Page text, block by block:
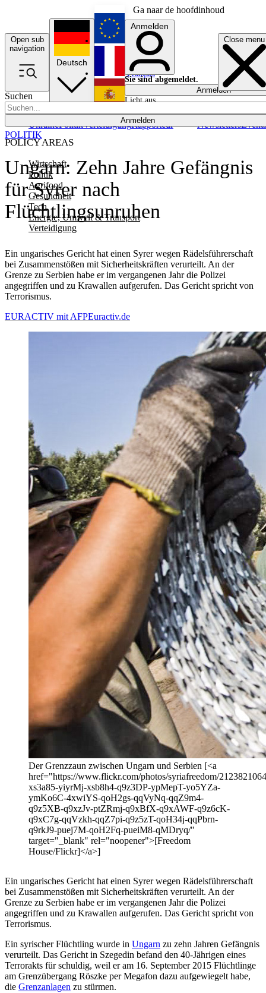
Ga naar de hoofdinhoud
Open sub
navigation
Close menu
Suchen
Anmelden
POLICY AREAS
Wirtschaft
Politik
Agrifood
Gesundheit
Tech
Energie, Umwelt & Transport
Verteidigung
UkrainePolitikVerteidigungRapporteur NewslettersEvents
Deutsch
English
Français
Anmelden
Sie sind abgemeldet.
Anmelden
Licht aus
Ungarn: Zehn Jahre Gefängnis
für Syrer nach
Flüchtlingsunruhen
Ein ungarisches Gericht hat einen Syrer wegen Rädelsführerschaft
bei Zusammenstößen mit Sicherheitskräften verurteilt. An der
Grenze zu Serbien habe er im vergangenen Jahr die Polizei
angegriffen und zu Krawallen aufgerufen. Das Gericht spricht von
Terrorismus.
POLITIK
EURACTIV mit AFPEuractiv.de
Der Grenzzaun zwischen Ungarn und Serbien [<a
href="https://www.flickr.com/photos/syriafreedom/
xs3a85-yiyrMj-xsb8h4-q9z3DP-ypMepT-yo5YZa-
ymKo6C-4xwiYS-qoH2gs-qqVyNq-qqZ9m4-
q9z5XB-q9xzJv-ptZRmj-q9xBfX-q9xAWF-q9z6cK-
q9xC7g-qqVzkh-qqZ7pi-q9z5zT-qoH34j-qqPbrn-
q9rkJ9-puej7M-qoH2Fq-pueiM8-qMDryq/"
target="_blank" rel="noopener">[Freedom
House/Flickr]</a>]
Ein ungarisches Gericht hat einen Syrer wegen Rädelsführerschaft
bei Zusammenstößen mit Sicherheitskräften verurteilt. An der
Grenze zu Serbien habe er im vergangenen Jahr die Polizei
angegriffen und zu Krawallen aufgerufen. Das Gericht spricht von
Terrorismus.
Ein syrischer Flüchtling wurde in Ungarn zu zehn Jahren Gefängnis
verurteilt. Das Gericht in Szegedin befand den 40-Jährigen eines
Terrorakts für schuldig, weil er am 16. September 2015 Flüchtlinge
am Grenzübergang Röszke per Megafon dazu aufgewiegelt habe,
die Grenzanlagen zu stürmen.